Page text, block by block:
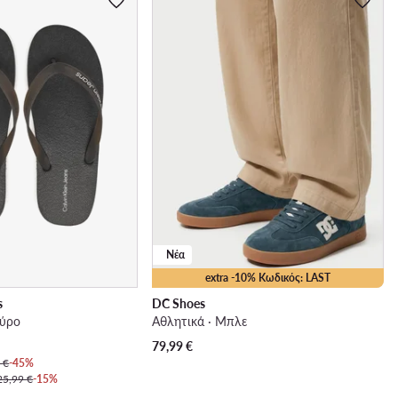
€-45%
€-15%
extra -10% Κωδικός: LAST
Νέα
DC Shoes
Αθλητικά · Μπλε
79,99€